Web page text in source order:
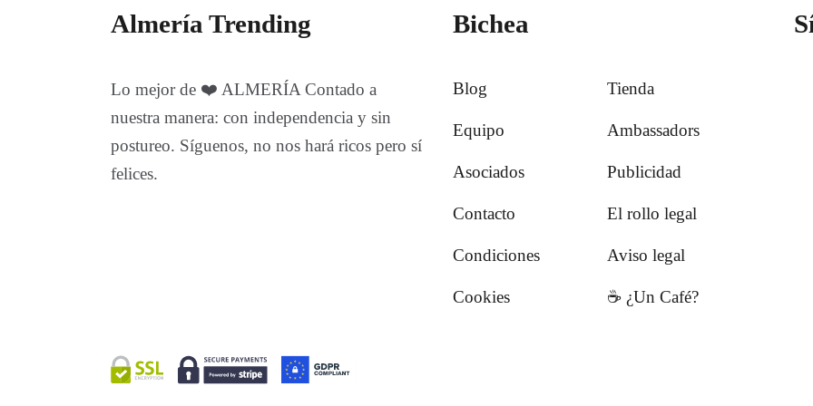
Almería Trending
Lo mejor de ❤️ ALMERÍA Contado a
nuestra manera: con independencia y sin
postureo. Síguenos, no nos hará ricos pero sí
felices.
Bichea
Blog Tienda
Equipo Ambassadors
Asociados Publicidad
Contacto El rollo legal
Condiciones Aviso legal
Cookies ☕️ ¿Un Café?